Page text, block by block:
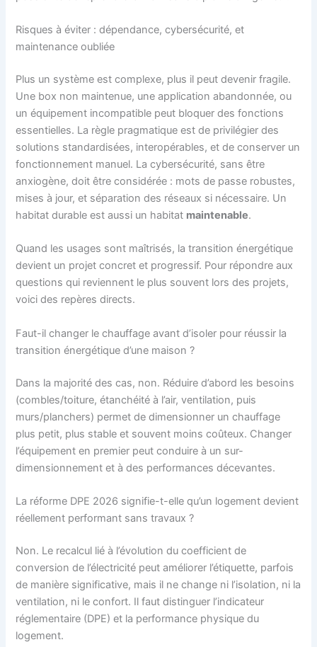
Risques à éviter : dépendance, cybersécurité, et
maintenance oubliée
Plus un système est complexe, plus il peut devenir fragile.
Une box non maintenue, une application abandonnée, ou
un équipement incompatible peut bloquer des fonctions
essentielles. La règle pragmatique est de privilégier des
solutions standardisées, interopérables, et de conserver un
fonctionnement manuel. La cybersécurité, sans être
anxiogène, doit être considérée : mots de passe robustes,
mises à jour, et séparation des réseaux si nécessaire. Un
habitat durable est aussi un habitat maintenable.
Quand les usages sont maîtrisés, la transition énergétique
devient un projet concret et progressif. Pour répondre aux
questions qui reviennent le plus souvent lors des projets,
voici des repères directs.
Faut-il changer le chauffage avant d’isoler pour réussir la
transition énergétique d’une maison ?
Dans la majorité des cas, non. Réduire d’abord les besoins
(combles/toiture, étanchéité à l’air, ventilation, puis
murs/planchers) permet de dimensionner un chauffage
plus petit, plus stable et souvent moins coûteux. Changer
l’équipement en premier peut conduire à un sur-
dimensionnement et à des performances décevantes.
La réforme DPE 2026 signifie-t-elle qu’un logement devient
réellement performant sans travaux ?
Non. Le recalcul lié à l’évolution du coefficient de
conversion de l’électricité peut améliorer l’étiquette, parfois
de manière significative, mais il ne change ni l’isolation, ni la
ventilation, ni le confort. Il faut distinguer l’indicateur
réglementaire (DPE) et la performance physique du
logement.